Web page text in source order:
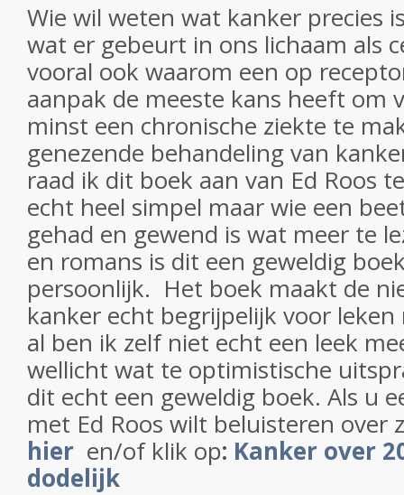
Wie wil weten wat kanker precies
wat er gebeurt in ons lichaam als
vooral ook waarom een op
aanpak de meeste kans heeft om
minst een chronische ziekte te
genezende behandeling van
raad ik dit boek aan van Ed Roos
echt heel simpel maar wie een
gehad en gewend is wat meer te
en romans is dit een geweldig
persoonlijk. Het boek maakt de
kanker echt begrijpelijk voor
al ben ik zelf niet echt een leek
wellicht wat te optimistische
dit echt een geweldig boek. Als u
met Ed Roos wilt beluisteren over
hier en/of klik op: Kanker over
dodelijk